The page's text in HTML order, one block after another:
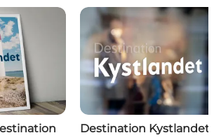
Destination Kystlandet